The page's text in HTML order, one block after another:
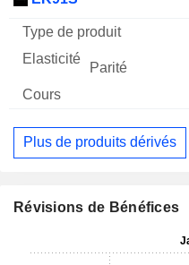
Plus de produits dérivés
Révisions de Bénéfices